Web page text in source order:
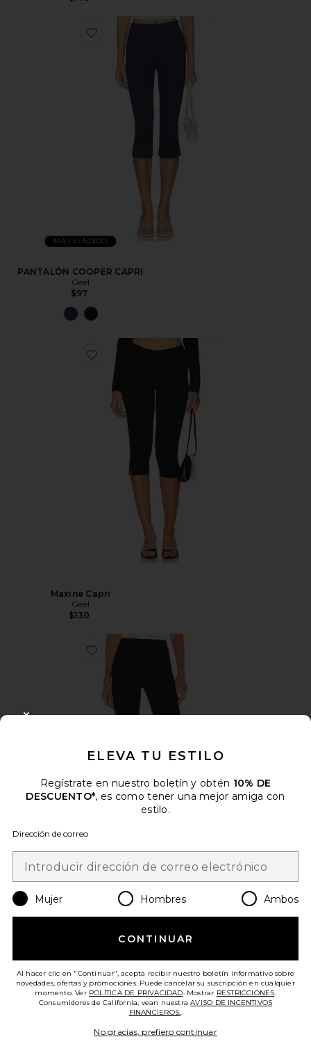
MÁS VENDIDO
PANTALÓN COOPER CAPRI
Geel
$97
Maxine Capri
Geel
$130
PANTALÓN PERFECT
ELEVA TU ESTILO
Regístrate en nuestro boletín y obtén 10% DE
DESCUENTO*, es como tener una mejor amiga con
estilo.
Dirección de correo
Mujer Hombres Ambos
CONTINUAR
Al hacer clic en "Continuar", acepta recibir nuestro boletín informativo sobre
novedades, ofertas y promociones. Puede cancelar su suscripción en cualquier
momento. Ver POLÍTICA DE PRIVACIDAD. Mostrar RESTRICCIONES.
Consumidores de California, vean nuestraAVISO DE INCENTIVOS
FINANCIEROS..
No gracias, prefiero continuar